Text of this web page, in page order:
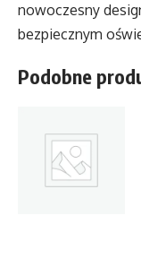
nowoczesny
bezpiecznym
Podobne